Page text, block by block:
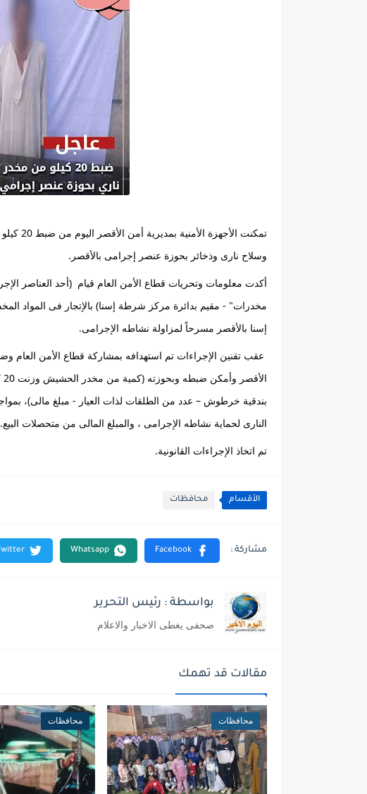
وسلاح نارى وذخائر بحوزة عنصر إجرامى بالأقصر.
إسنا بالأقصر مسرحاً لمزاولة نشاطه الإجرامى.
النارى لحماية نشاطه الإجرامى ، والمبلغ المالى من متحصلات البيع.
تم اتخاذ الإجراءات القانونية.
الأقسام محافظات
بواسطة : رئيس التحرير
صحفى يغطى الاخبار والاعلام
مقالات قد تهمك
محافظات محافظات